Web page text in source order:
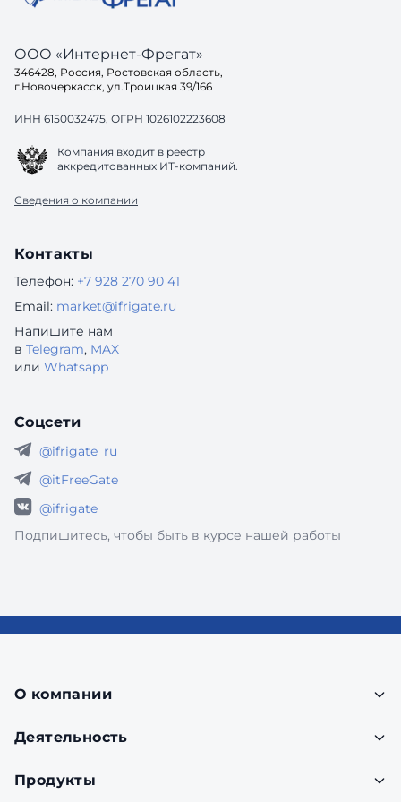
ООО «Интернет-Фрегат»
346428, Россия, Ростовская область,
г.Новочеркасск, ул.Троицкая 39/166
ИНН 6150032475, ОГРН 1026102223608
Компания входит в реестр
аккредитованных ИТ-компаний.
Сведения о компании
Контакты
Телефон: +7 928 270 90 41
Email: market@ifrigate.ru
Напишите нам
в Telegram, MAX
или Whatsapp
Соцсети
@ifrigate_ru
@itFreeGate
@ifrigate
Подпишитесь, чтобы быть в курсе нашей работы
О компании
Деятельность
Продукты